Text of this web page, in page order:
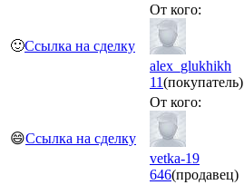
🙂Ссылка на сделку
От кого:
alex_glukhikh
11(покупатель)
😄Ссылка на сделку
От кого:
vetka-19
646(продавец)